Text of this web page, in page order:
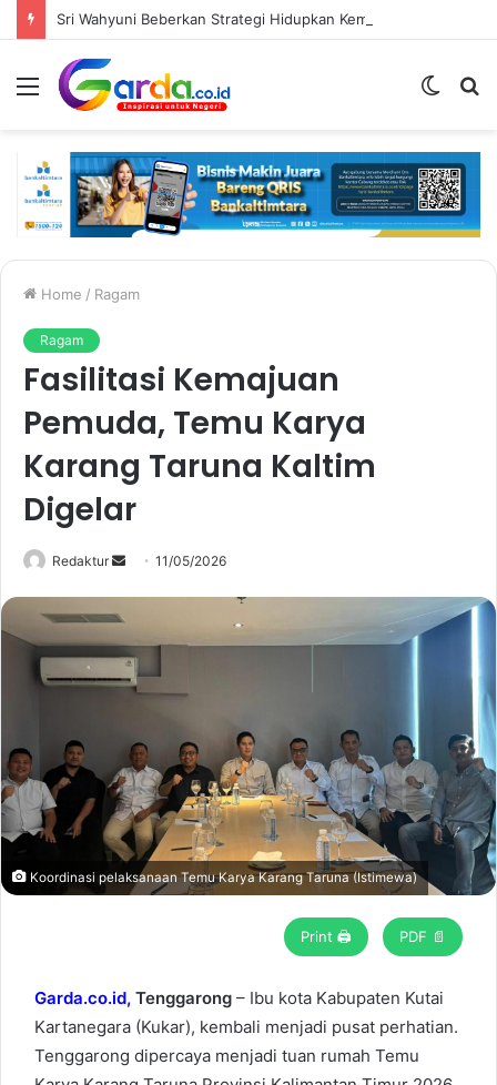
Menu
Switch
Home / Ragam
Ragam
Fasilitasi Kemajuan
Pemuda, Temu Karya
Karang Taruna Kaltim
Digelar
Redaktur
d
a
n
m
a
i
l
11/05/2026
Koordinasi pelaksanaan Temu Karya Karang Taruna (Istimewa)
Print 🖨 PDF 📄
Garda.co.id, Tenggarong – Ibu kota Kabupaten Kutai
Kartanegara (Kukar), kembali menjadi pusat perhatian.
Tenggarong dipercaya menjadi tuan rumah Temu